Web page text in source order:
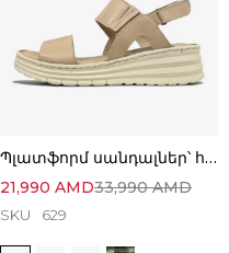
Պլատֆորմ սանդալներ՝ հիանալի ընտրություն
33,990AMD
21,990 AMD
SKU 629